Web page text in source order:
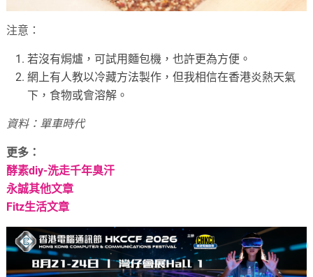
注意：
若沒有焗爐，可試用麵包機，也許更為方便。
網上有人教以冷藏方法製作，但我相信在香港炎熱天氣
下，食物或會溶解。
資料：單車時代
更多：
酵素diy-洗走千年臭汗
永誠其他文章
Fitz生活文章